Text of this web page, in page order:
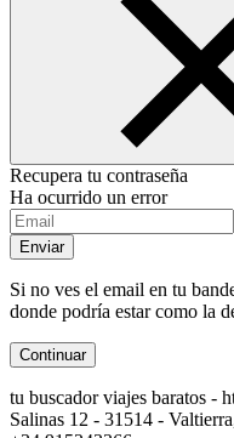
Recupera tu contraseña
Ha ocurrido un error
Enviar
Si no ves el email en tu
donde podría estar como la
Continuar
tu buscador viajes baratos -
Salinas 12 - 31514 -